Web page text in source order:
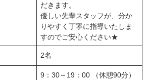
だきます。
優しい先輩スタッフが、分か
りやすく丁寧に指導いたしま
すのでご安心ください★
2名
9：30～19：00 （休憩90分）